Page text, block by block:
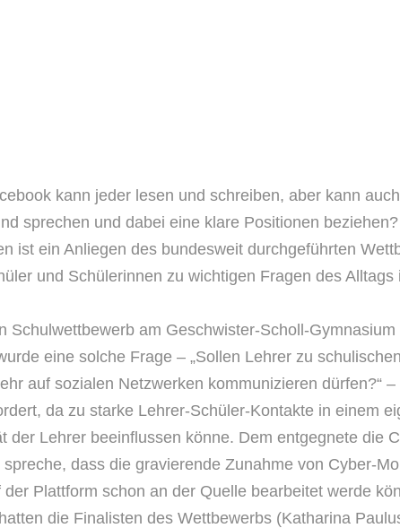
kann jeder lesen und schreiben, aber kann
sprechen und dabei eine klare Positionen
ist ein Anliegen des bundesweit durchgeführten
und Schülerinnen zu wichtigen Fragen des Alltags
Schulwettbewerb am Geschwister-Scholl-
eine solche Frage – „Sollen Lehrer zu
auf sozialen Netzwerken kommunizieren dürfen?“
da zu starke Lehrer-Schüler-Kontakte in einem
der Lehrer beeinflussen könne. Dem entgegnete die
dass die gravierende Zunahme von Cyber-
Plattform schon an der Quelle bearbeitet werde
die Finalisten des Wettbewerbs (Katharina